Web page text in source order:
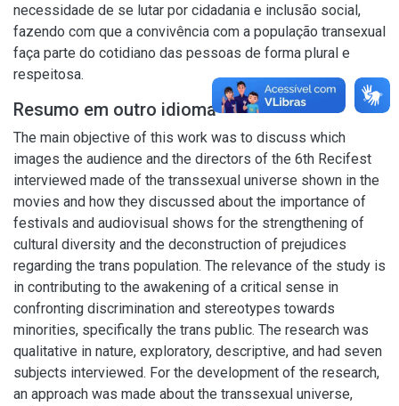
necessidade de se lutar por cidadania e inclusão social,
fazendo com que a convivência com a população transexual
faça parte do cotidiano das pessoas de forma plural e
respeitosa.
Resumo em outro idioma
The main objective of this work was to discuss which
images the audience and the directors of the 6th Recifest
interviewed made of the transsexual universe shown in the
movies and how they discussed about the importance of
festivals and audiovisual shows for the strengthening of
cultural diversity and the deconstruction of prejudices
regarding the trans population. The relevance of the study is
in contributing to the awakening of a critical sense in
confronting discrimination and stereotypes towards
minorities, specifically the trans public. The research was
qualitative in nature, exploratory, descriptive, and had seven
subjects interviewed. For the development of the research,
an approach was made about the transsexual universe,